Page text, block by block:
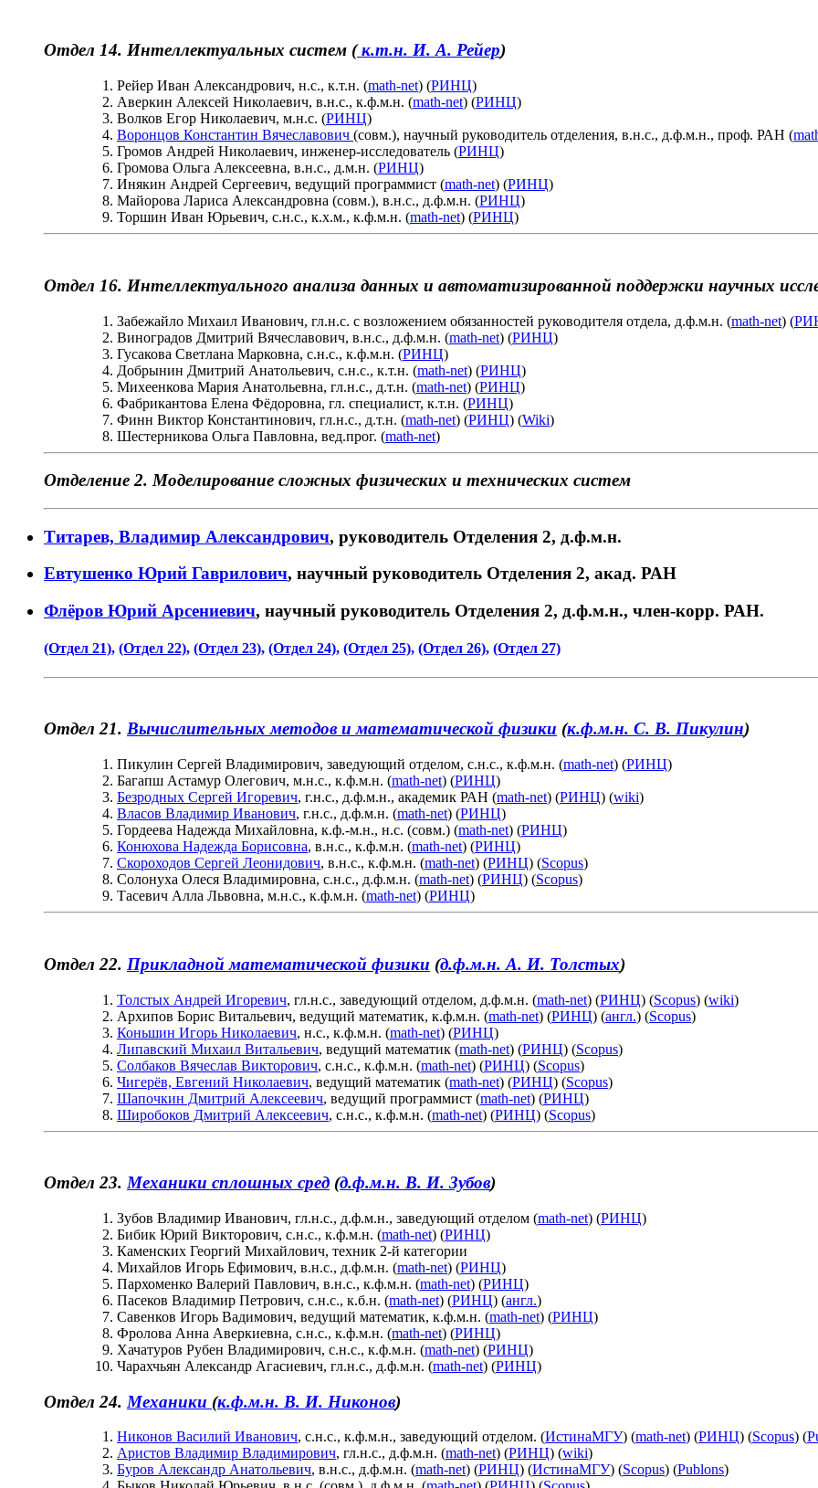
Отдел 14. Интеллектуальных систем (к.т.н. И. А. Рейер)
Рейер Иван Александрович, н.с., к.т.н. (math-net) (РИНЦ)
Аверкин Алексей Николаевич, в.н.с., к.ф.м.н. (math-net) (РИНЦ)
Волков Егор Николаевич, м.н.с. (РИНЦ)
Воронцов Константин Вячеславович (совм.), научный руководитель отделения, в.н.с., д.ф.м.н., проф. РАН (
Громов Андрей Николаевич, инженер-исследователь (РИНЦ)
Громова Ольга Алексеевна, в.н.с., д.м.н. (РИНЦ)
Инякин Андрей Сергеевич, ведущий программист (math-net) (РИНЦ)
Майорова Лариса Александровна (совм.), в.н.с., д.ф.м.н. (РИНЦ)
Торшин Иван Юрьевич, с.н.с., к.х.м., к.ф.м.н. (math-net) (РИНЦ)
Отдел 16. Интеллектуального анализа данных и автоматизированной поддержки научных
Забежайло Михаил Иванович, гл.н.с. с возложением обязанностей руководителя отдела, д.ф.м.н. (math-net) (
Виноградов Дмитрий Вячеславович, в.н.с., д.ф.м.н. (math-net) (РИНЦ)
Гусакова Светлана Марковна, с.н.с., к.ф.м.н. (РИНЦ)
Добрынин Дмитрий Анатольевич, с.н.с., к.т.н. (math-net) (РИНЦ)
Михеенкова Мария Анатольевна, гл.н.с., д.т.н. (math-net) (РИНЦ)
Фабрикантова Елена Фёдоровна, гл. специалист, к.т.н. (РИНЦ)
Финн Виктор Константинович, гл.н.с., д.т.н. (math-net) (РИНЦ) (Wiki)
Шестерникова Ольга Павловна, вед.прог. (math-net)
Отделение 2. Моделирование сложных физических и технических систем
Титарев, Владимир Александрович, руководитель Отделения 2, д.ф.м.н.
Евтушенко Юрий Гаврилович, научный руководитель Отделения 2, акад. РАН
Флёров Юрий Арсениевич, научный руководитель Отделения 2, д.ф.м.н., член-корр. РАН.
(Отдел 21), (Отдел 22), (Отдел 23), (Отдел 24), (Отдел 25), (Отдел 26), (Отдел 27)
Отдел 21. Вычислительных методов и математической физики (к.ф.м.н. С. В. Пикулин)
Пикулин Сергей Владимирович, заведующий отделом, с.н.с., к.ф.м.н. (math-net) (РИНЦ)
Багапш Астамур Олегович, м.н.с., к.ф.м.н. (math-net) (РИНЦ)
Безродныx Сергей Игоревич, г.н.с., д.ф.м.н., академик РАН (math-net) (РИНЦ) (wiki)
Власов Владимир Иванович, г.н.с., д.ф.м.н. (math-net) (РИНЦ)
Гордеева Надежда Михайловна, к.ф.-м.н., н.с. (совм.) (math-net) (РИНЦ)
Конюхова Надежда Борисовна, в.н.с., к.ф.м.н. (math-net) (РИНЦ)
Скороходов Сергей Леонидович, в.н.с., к.ф.м.н. (math-net) (РИНЦ) (Scopus)
Солонуха Олеся Владимировна, с.н.с., д.ф.м.н. (math-net) (РИНЦ) (Scopus)
Тасевич Алла Львовна, м.н.с., к.ф.м.н. (math-net) (РИНЦ)
Отдел 22. Прикладной математической физики (д.ф.м.н. А. И. Толстых)
Толстых Андрей Игоревич, гл.н.с., заведующий отделом, д.ф.м.н. (math-net) (РИНЦ) (Scopus) (wiki)
Архипов Борис Витальевич, ведущий математик, к.ф.м.н. (math-net) (РИНЦ) (англ.) (Scopus)
Коньшин Игорь Николаевич, н.с., к.ф.м.н. (math-net) (РИНЦ)
Липавский Михаил Витальевич, ведущий математик (math-net) (РИНЦ) (Scopus)
Солбаков Вячеслав Викторович, с.н.с., к.ф.м.н. (math-net) (РИНЦ) (Scopus)
Чигерёв, Евгений Николаевич, ведущий математик (math-net) (РИНЦ) (Scopus)
Шапочкин Дмитрий Алексеевич, ведущий программист (math-net) (РИНЦ)
Широбоков Дмитрий Алексеевич, с.н.с., к.ф.м.н. (math-net) (РИНЦ) (Scopus)
Отдел 23.Механики сплошных сред (д.ф.м.н. В. И. Зубов)
Зубов Владимир Иванович, гл.н.с., д.ф.м.н., заведующий отделом (math-net) (РИНЦ)
Бибик Юрий Викторович, с.н.с., к.ф.м.н. (math-net) (РИНЦ)
Каменских Георгий Михайлович, техник 2-й категории
Михайлов Игорь Ефимович, в.н.с., д.ф.м.н. (math-net) (РИНЦ)
Пархоменко Валерий Павлович, в.н.с., к.ф.м.н. (math-net) (РИНЦ)
Пасеков Владимир Петрович, с.н.с., к.б.н. (math-net) (РИНЦ) (англ.)
Савенков Игорь Вадимович, ведущий математик, к.ф.м.н. (math-net) (РИНЦ)
Фролова Анна Аверкиевна, с.н.с., к.ф.м.н. (math-net) (РИНЦ)
Хачатуров Рубен Владимирович, с.н.с., к.ф.м.н. (math-net) (РИНЦ)
Чарахчьян Aлександр Агасиевич, гл.н.с., д.ф.м.н. (math-net) (РИНЦ)
Отдел 24. Механики (к.ф.м.н. В. И. Никонов)
Никонов Василий Иванович, с.н.с., к.ф.м.н., заведующий отделом. (ИстинаМГУ) (math-net) (РИНЦ) (Scopus) (
Аристов Владимир Владимирович, гл.н.с., д.ф.м.н. (math-net) (РИНЦ) (wiki)
Буров Александр Анатольевич, в.н.с., д.ф.м.н. (math-net) (РИНЦ) (ИстинаМГУ) (Scopus) (Publons)